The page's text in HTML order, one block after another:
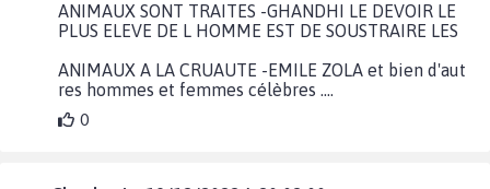
ANIMAUX SONT TRAITES -GHANDHI LE DEVOIR LE
PLUS ELEVE DE L HOMME EST DE SOUSTRAIRE LES
ANIMAUX A LA CRUAUTE -EMILE ZOLA et bien d'aut
res hommes et femmes célèbres ....
0